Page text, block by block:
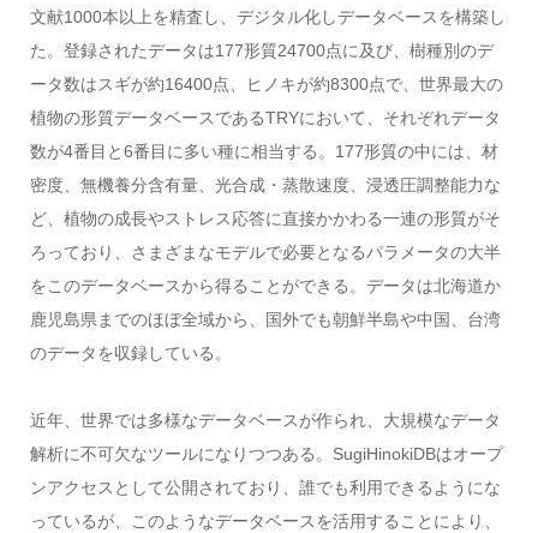
文献1000本以上を精査し、デジタル化しデータベースを構築し
た。登録されたデータは177形質24700点に及び、樹種別のデ
ータ数はスギが約16400点、ヒノキが約8300点で、世界最大の
植物の形質データベースであるTRYにおいて、それぞれデータ
数が4番目と6番目に多い種に相当する。177形質の中には、材
密度、無機養分含有量、光合成・蒸散速度、浸透圧調整能力な
ど、植物の成長やストレス応答に直接かかわる一連の形質がそ
ろっており、さまざまなモデルで必要となるパラメータの大半
をこのデータベースから得ることができる。データは北海道か
鹿児島県までのほぼ全域から、国外でも朝鮮半島や中国、台湾
のデータを収録している。
近年、世界では多様なデータベースが作られ、大規模なデータ
解析に不可欠なツールになりつつある。SugiHinokiDBはオープ
ンアクセスとして公開されており、誰でも利用できるようにな
っているが、このようなデータベースを活用することにより、